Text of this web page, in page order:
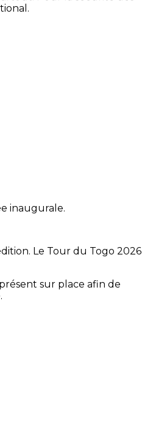
inaugurale.
Le Tour du Togo 2026
sur place afin de